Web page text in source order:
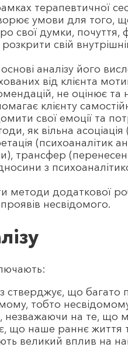
терапевтичної
умови для того,
свої думки, почуття,
свій
аналізу його
від клієнта
не оцінює
клієнту
свої емоції та
як вільна
(психоаналітик
трансфер
з
методи додаткової
несвідомого.
стверджує, що багато
тобто
незважаючи на те, що
що наше раннє життя
великий вплив на